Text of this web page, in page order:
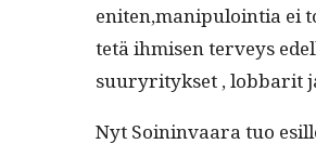
eniten,manipulointia ei
tetä ihmisen ter­veys
suuryri­tyk­set , lob­bar­it
Nyt Soin­in­vaara tuo